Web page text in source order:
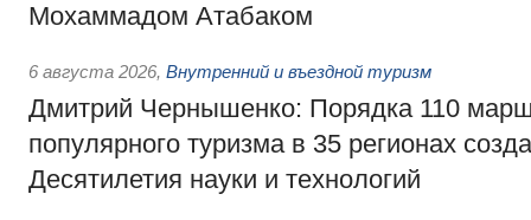
Мохаммадом Атабаком
6 августа 2026, Внутренний и въездной туризм
Дмитрий Чернышенко: Порядка 110
популярного туризма в 35 регионах
Десятилетия науки и технологий